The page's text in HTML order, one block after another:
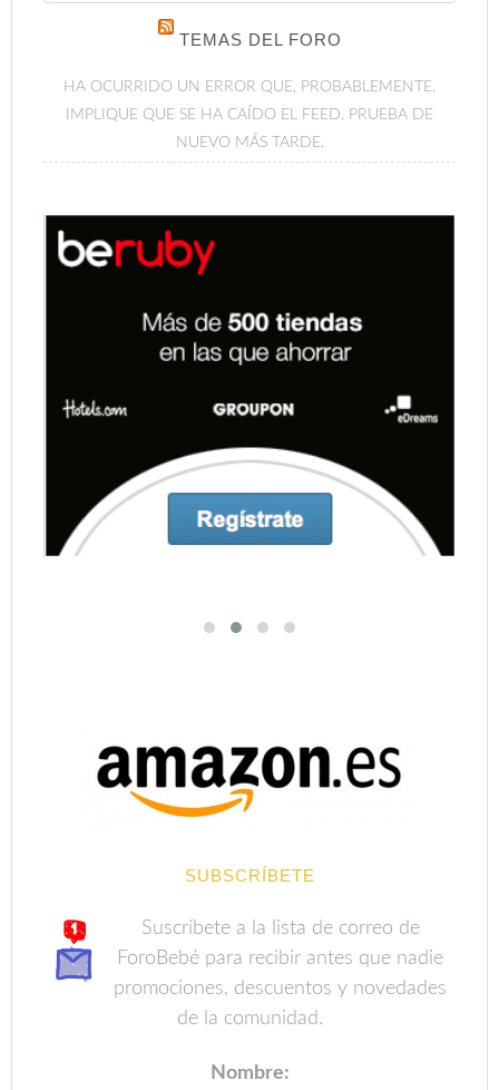
TEMAS DEL FORO
HA OCURRIDO UN ERROR QUE, PROBABLEMENTE,
IMPLIQUE QUE SE HA CAÍDO EL FEED. PRUEBA DE
NUEVO MÁS TARDE.
SUBSCRÍBETE
Suscríbete a la lista de correo de
ForoBebé para recibir antes que nadie
promociones, descuentos y novedades
de la comunidad.
Nombre: